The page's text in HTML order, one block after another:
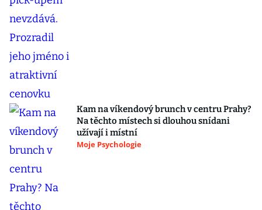
Kam na víkendový brunch v centru Prahy?
Na těchto místech si dlouhou snídani
užívají i místní
Moje Psychologie